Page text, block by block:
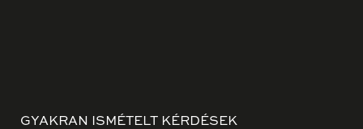
GYAKRAN ISMÉTELT KÉRDÉSEK